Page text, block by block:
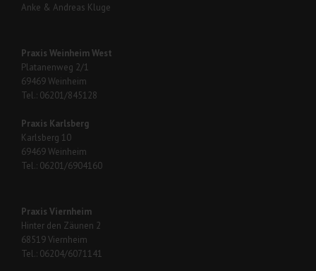
Anke & Andreas Kluge
Praxis Weinheim West
Platanenweg 2/1
69469 Weinheim
Tel.: 06201/845128
Praxis Karlsberg
Karlsberg 10
69469 Weinheim
Tel.: 06201/6904160
Praxis Viernheim
Hinter den Zäunen 2
68519 Viernheim
Tel.: 06204/6071141